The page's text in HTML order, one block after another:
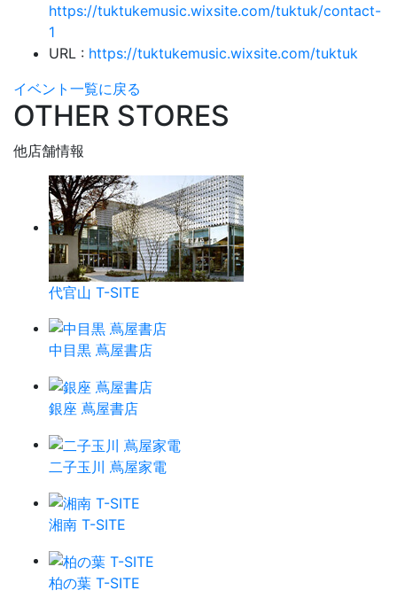
https://tuktukemusic.wixsite.com/tuktuk/contact-
1
URL : https://tuktukemusic.wixsite.com/tuktuk
イベント一覧に戻る
OTHER STORES
他店舗情報
代官山 T-SITE
中目黒 蔦屋書店
銀座 蔦屋書店
二子玉川 蔦屋家電
湘南 T-SITE
柏の葉 T-SITE